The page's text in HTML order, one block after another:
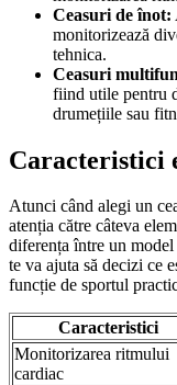
Ceasuri de înot:
monitorizează
tehnica.
Ceasuri
fiind utile pentru
drumețiile sau
Caracteristici
Atunci când alegi un
atenția către câteva
diferența între un
te va ajuta să decizi ce
funcție de sportul
Caracteristici
Monitorizarea ritmului
cardiac